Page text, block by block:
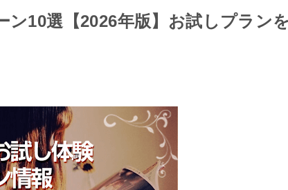
ン10選【2026年版】お試しプラン